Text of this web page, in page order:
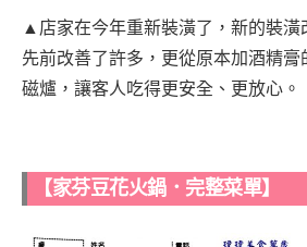
▲店家在今年重新裝潢了，新的裝潢
先前改善了許多，更從原本加酒精
磁爐，讓客人吃得更安全、更放心。
【家芬豆花火鍋．完整菜單】